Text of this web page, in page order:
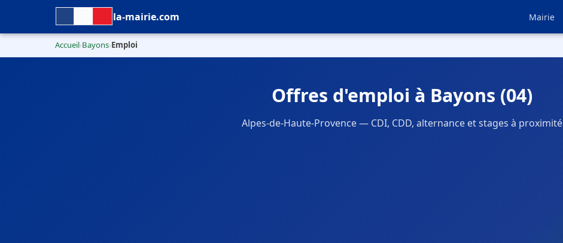
la-mairie.com Mairie
Accueil›Bayons›Emploi
Offres d'emploi à Bayons (04)
Alpes-de-Haute-Provence — CDI, CDD, alternance et stages à proximité